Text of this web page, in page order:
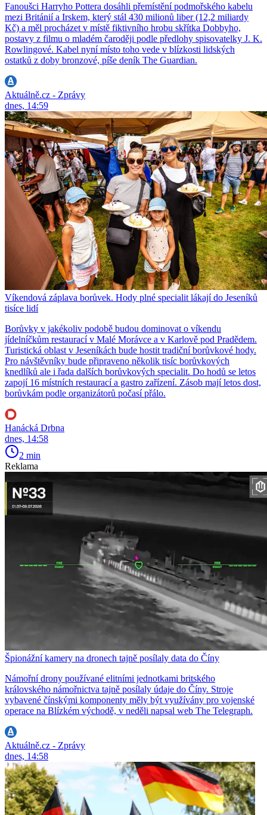
Fanoušci Harryho Pottera dosáhli přemístění podmořského kabelu
mezi Británií a Irskem, který stál 430 milionů liber (12,2 miliardy
Kč) a měl procházet v místě fiktivního hrobu skřítka Dobbyho,
postavy z filmu o mladém čaroději podle předlohy spisovatelky J. K.
Rowlingové. Kabel nyní místo toho vede v blízkosti lidských
ostatků z doby bronzové, píše deník The Guardian.
Aktuálně.cz - Zprávy
dnes, 14:59
Víkendová záplava borůvek. Hody plné specialit lákají do Jeseníků
tisíce lidí
Borůvky v jakékoliv podobě budou dominovat o víkendu
jídelníčkům restaurací v Malé Morávce a v Karlově pod Pradědem.
Turistická oblast v Jeseníkách bude hostit tradiční borůvkové hody.
Pro návštěvníky bude připraveno několik tisíc borůvkových
knedlíků ale i řada dalších borůvkových specialit. Do hodů se letos
zapojí 16 místních restaurací a gastro zařízení. Zásob mají letos dost,
borůvkám podle organizátorů počasí přálo.
Hanácká Drbna
dnes, 14:58
2 min
Reklama
Špionážní kamery na dronech tajně posílaly data do Číny
Námořní drony používané elitními jednotkami britského
královského námořnictva tajně posílaly údaje do Číny. Stroje
vybavené čínskými komponenty měly být využívány pro vojenské
operace na Blízkém východě, v neděli napsal web The Telegraph.
Aktuálně.cz - Zprávy
dnes, 14:58